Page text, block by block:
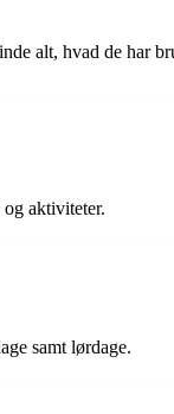
alt, hvad de
aktiviteter.
samt lørdage.